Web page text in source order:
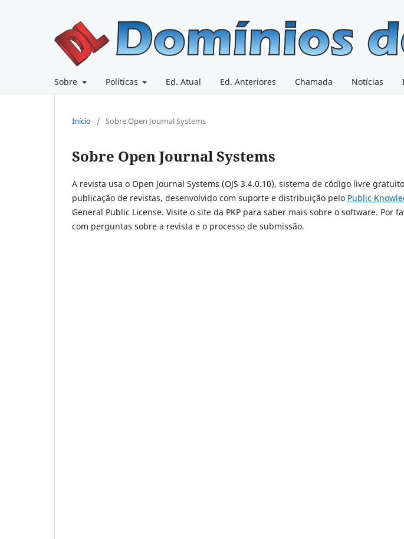
Sobre Políticas Ed. Atual Ed. Anteriores Chamada Notícias
Início / Sobre Open Journal Systems
Sobre Open Journal Systems
A revista usa o Open Journal Systems (OJS 3.4.0.10), sistema de código livre
publicação de revistas, desenvolvido com suporte e distribuição pelo Public
General Public License. Visite o site da PKP para saber mais sobre o software. Por
com perguntas sobre a revista e o processo de submissão.